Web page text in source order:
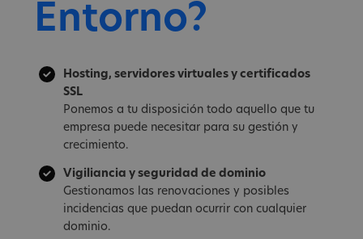
Entorno?
Hosting, servidores virtuales y certificados
SSL
Ponemos a tu disposición todo aquello que tu
empresa puede necesitar para su gestión y
crecimiento.
Vigiliancia y seguridad de dominio
Gestionamos las renovaciones y posibles
incidencias que puedan ocurrir con cualquier
dominio.